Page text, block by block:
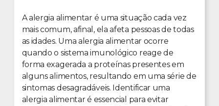
A alergia alimentar é uma situação cada vez
mais comum, afinal, ela afeta pessoas de todas
as idades. Uma alergia alimentar ocorre
quando o sistema imunológico reage de
forma exagerada a proteínas presentes em
alguns alimentos, resultando em uma série de
sintomas desagradáveis. Identificar uma
alergia alimentar é essencial para evitar